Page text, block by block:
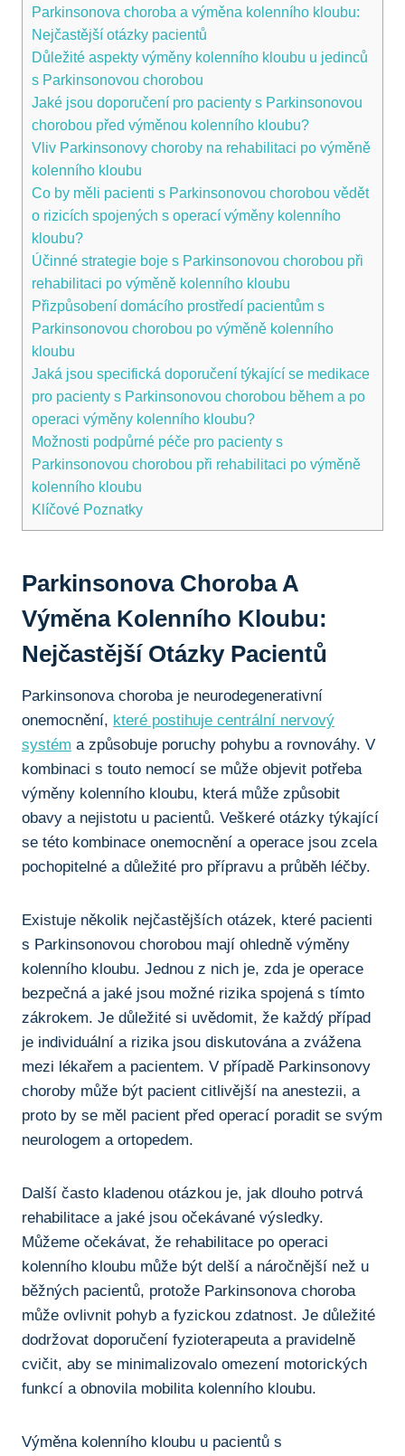
Parkinsonova‍ choroba a výměna kolenního kloubu:
Nejčastější otázky‌ pacientů
Důležité⁢ aspekty výměny kolenního kloubu u jedinců
s Parkinsonovou chorobou
Jaké jsou doporučení pro pacienty s Parkinsonovou
chorobou před výměnou kolenního kloubu?
Vliv Parkinsonovy choroby na⁣ rehabilitaci po výměně
kolenního kloubu
Co​ by měli ⁢pacienti s Parkinsonovou chorobou vědět
o rizicích spojených s operací výměny kolenního
kloubu?
Účinné strategie boje‌ s Parkinsonovou chorobou při
⁣rehabilitaci po výměně kolenního kloubu
Přizpůsobení domácího ‌prostředí ⁢pacientům s
Parkinsonovou chorobou po výměně kolenního⁤
kloubu
Jaká jsou specifická doporučení týkající se medikace
pro pacienty⁢ s Parkinsonovou chorobou‌ během a po⁢
operaci výměny kolenního kloubu?
Možnosti podpůrné​ péče pro‍ pacienty s
Parkinsonovou chorobou při rehabilitaci po výměně
kolenního⁣ kloubu
Klíčové Poznatky
Parkinsonova‍ Choroba A
Výměna Kolenního Kloubu:
Nejčastější Otázky‌ Pacientů
Parkinsonova choroba je neurodegenerativní
‌onemocnění, které postihuje centrální nervový
systém a​ způsobuje ‍poruchy pohybu a rovnováhy. V
kombinaci s‌ touto nemocí se může objevit potřeba‍
výměny kolenního kloubu, ⁢která ⁣může způsobit
obavy a nejistotu u ‌pacientů.​ Veškeré otázky týkající
se této kombinace‍ onemocnění a operace‌ jsou zcela
pochopitelné a důležité pro přípravu a průběh léčby.
Existuje několik nejčastějších ⁢otázek, které pacienti
s Parkinsonovou chorobou mají ohledně výměny
kolenního kloubu. Jednou z nich je, zda je operace
bezpečná a jaké jsou možné rizika spojená s tímto
zákrokem. Je důležité si uvědomit, že každý případ
je individuální a rizika jsou diskutována a zvážena‌
mezi lékařem a pacientem. V případě‌ Parkinsonovy
choroby může být pacient citlivější na anestezii, a
proto by se ​měl pacient​ před operací poradit ​se svým
neurologem a ortopedem.
Další často ​kladenou otázkou je, jak dlouho‍ potrvá
rehabilitace​ a jaké jsou očekávané výsledky.
Můžeme očekávat, že ⁣rehabilitace po operaci
kolenního kloubu může být ​delší⁤ a náročnější než u
běžných pacientů, protože Parkinsonova choroba
může ovlivnit pohyb a fyzickou zdatnost. Je důležité
dodržovat doporučení fyzioterapeuta a pravidelně
cvičit, aby se minimalizovalo omezení motorických
funkcí a obnovila mobilita kolenního kloubu.
Výměna kolenního kloubu u pacientů s